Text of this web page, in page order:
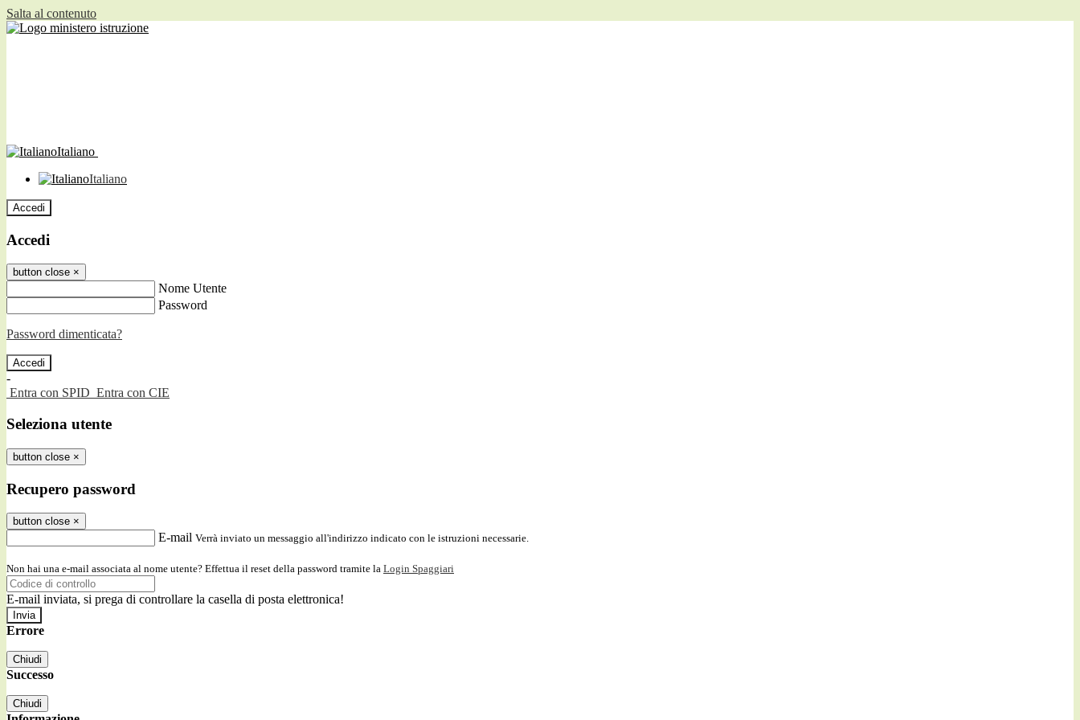
Salta al contenuto
Italiano
Italiano
Accedi
Accedi
button close ×
Nome Utente
Password
Password dimenticata?
-
Entra con SPID Entra con CIE
Seleziona utente
button close ×
Recupero password
button close ×
E-mail Verrà inviato un messaggio all'indirizzo indicato con le istruzioni necessarie.
Non hai una e-mail associata al nome utente? Effettua il reset della password tramite la Login Spaggiari
E-mail inviata, si prega di controllare la casella di posta elettronica!
Errore
Chiudi
Successo
Chiudi